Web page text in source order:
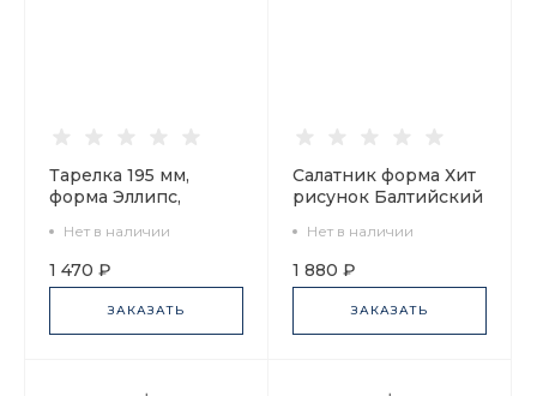
Тарелка 195 мм,
форма Эллипс,
берег черный, арт.
80.45184.00.1
Нет в наличии
1 470 ₽
ЗАКАЗАТЬ
Салатник форма Хит
рисунок Балтийский
80.45180.00.1
Нет в наличии
1 880 ₽
ЗАКАЗАТЬ